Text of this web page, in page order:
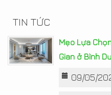
TIN TỨC
Mẹo Lựa
Gian ở Bình
09/05/